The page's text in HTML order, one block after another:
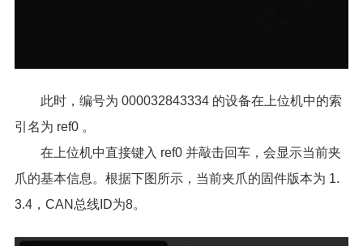
此时，编号为 000032843334 的设备在上位机中的索
引名为 ref0 。
在上位机中直接键入 ref0 并敲击回车，会显示当前夹
爪的基本信息。根据下图所示，当前夹爪的固件版本为 1.
3.4，CAN总线ID为8。